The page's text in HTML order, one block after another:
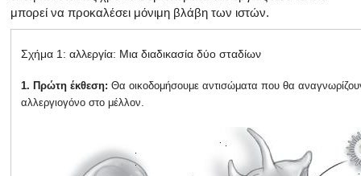
μπορεί να προκαλέσει μόνιμη βλάβη των ιστών.
Σχήμα 1: αλλεργία: Μια διαδικασία δύο σταδίων
1. Πρώτη έκθεση: Θα οικοδομήσουμε αντισώματα που θα
αλλεργιογόνο στο μέλλον.